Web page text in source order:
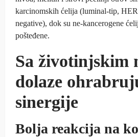
karcinomskih ćelija (luminal‑tip,
negative), dok su ne-kancerogene
pošteđene.
Sa životinjskim
dolaze
sinergije
Bolja reakcija na